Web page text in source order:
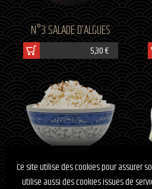
N°3 SALADE D’ALGUES
5,30 €
N°5 RIZ VINAIGRE
Ce site utilise des cookies pour assurer
utilise aussi des cookies issues de